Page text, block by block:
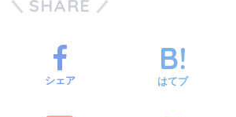
SHARE
シェア はてブ